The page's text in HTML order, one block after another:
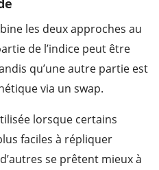
les deux approches au
de l’indice peut être
qu’une autre partie est
via un swap.
lorsque certains
faciles à répliquer
se prêtent mieux à